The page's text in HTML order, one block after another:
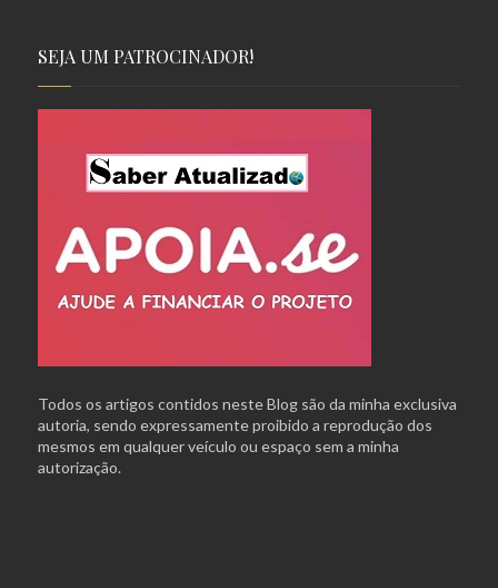
SEJA UM PATROCINADOR!
Todos os artigos contidos neste Blog são da minha exclusiva
autoria, sendo expressamente proibido a reprodução dos
mesmos em qualquer veículo ou espaço sem a minha
autorização.